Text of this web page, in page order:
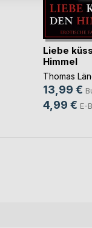
Liebe
Himmel
Thomas
13,99 €
4,99 € E-